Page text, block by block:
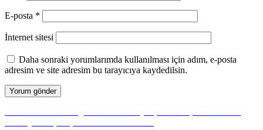
E-posta *
İnternet sitesi
Daha sonraki yorumlarımda kullanılması için adım, e-posta
adresim ve site adresim bu tarayıcıya kaydedilsin.
Yazı